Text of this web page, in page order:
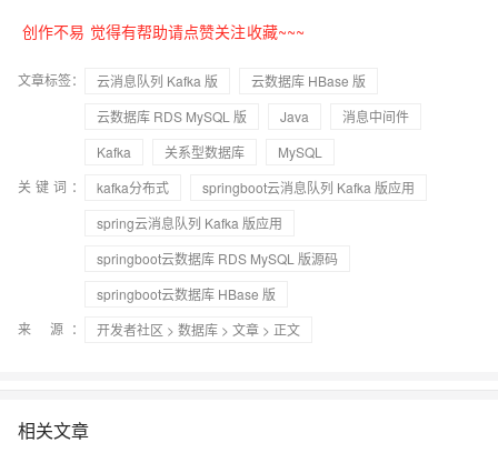
创作不易 觉得有帮助请点赞关注收藏~~~
文章标签： 云消息队列 Kafka 版
云数据库 HBase 版
云数据库 RDS MySQL 版
Java
消息中间件
Kafka
关系型数据库
MySQL
关键词：
kafka分布式
springboot云消息队列 Kafka 版应用
spring云消息队列 Kafka 版应用
springboot云数据库 RDS MySQL 版源码
springboot云数据库 HBase 版
来 源：
开发者社区 > 数据库 > 文章 > 正文
相关文章